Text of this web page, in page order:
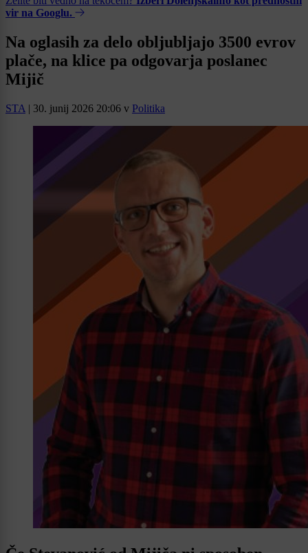
vir na Googlu.
Na oglasih za delo obljubljajo 3500 evrov
plače, na klice pa odgovarja poslanec
Mijič
STA | 30. junij 2026 20:06 v Politika